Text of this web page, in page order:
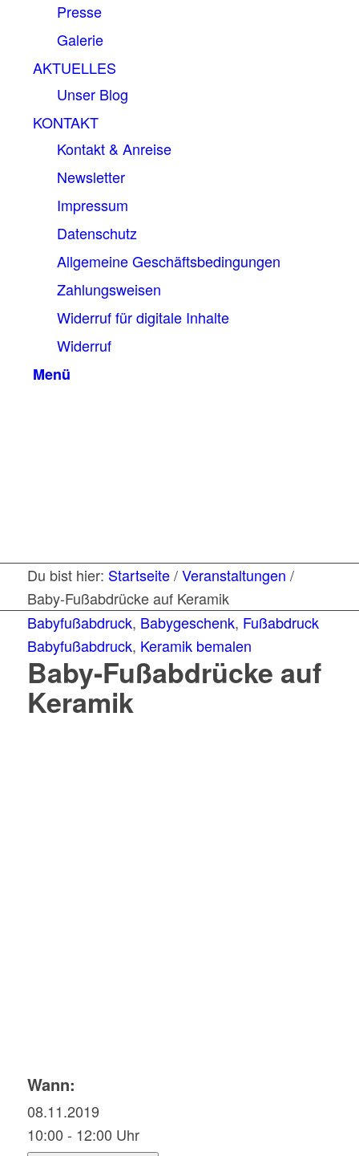
Presse
Galerie
AKTUELLES
Unser Blog
KONTAKT
Kontakt & Anreise
Newsletter
Impressum
Datenschutz
Allgemeine Geschäftsbedingungen
Zahlungsweisen
Widerruf für digitale Inhalte
Widerruf
Menü
Du bist hier: Startseite / Veranstaltungen /
Baby-Fußabdrücke auf Keramik
Babyfußabdruck, Babygeschenk, Fußabdruck
Babyfußabdruck, Keramik bemalen
Baby-Fußabdrücke auf
Keramik
Wann:
08.11.2019
10:00 - 12:00 Uhr